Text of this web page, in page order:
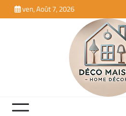
to
ven, Août 7, 2026